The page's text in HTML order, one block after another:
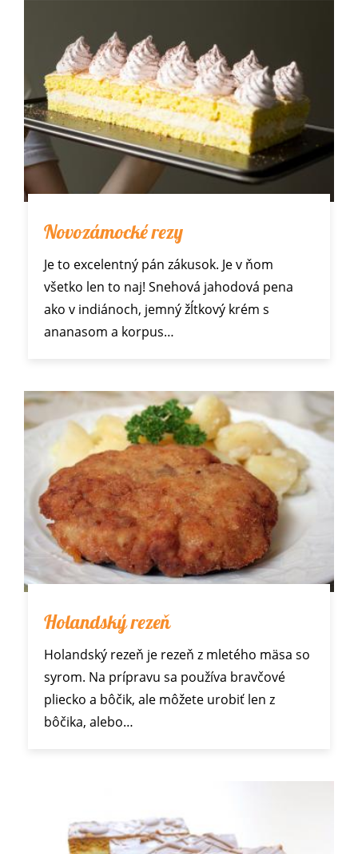
Novozámocké rezy
Je to excelentný pán zákusok. Je v ňom
všetko len to naj! Snehová jahodová pena
ako v indiánoch, jemný žĺtkový krém s
ananasom a korpus…
Holandský rezeň
Holandský rezeň je rezeň z mletého mäsa so
syrom. Na prípravu sa používa bravčové
pliecko a bôčik, ale môžete urobiť len z
bôčika, alebo…